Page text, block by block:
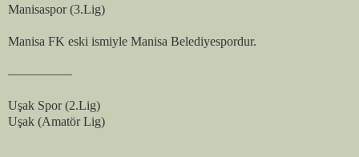
Manisaspor (3.Lig)
Manisa FK eski ismiyle Manisa Belediyespordur.
—————
Uşak Spor (2.Lig)
Uşak (Amatör Lig)